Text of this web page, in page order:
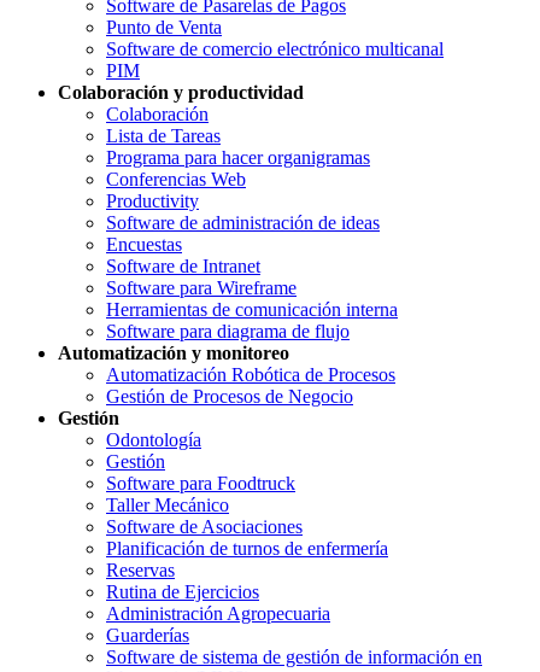
Software de Pasarelas de Pagos
Punto de Venta
Software de comercio electrónico multicanal
PIM
Colaboración y productividad
Colaboración
Lista de Tareas
Programa para hacer organigramas
Conferencias Web
Productivity
Software de administración de ideas
Encuestas
Software de Intranet
Software para Wireframe
Herramientas de comunicación interna
Software para diagrama de flujo
Automatización y monitoreo
Automatización Robótica de Procesos
Gestión de Procesos de Negocio
Gestión
Odontología
Gestión
Software para Foodtruck
Taller Mecánico
Software de Asociaciones
Planificación de turnos de enfermería
Reservas
Rutina de Ejercicios
Administración Agropecuaria
Guarderías
Software de sistema de gestión de información en